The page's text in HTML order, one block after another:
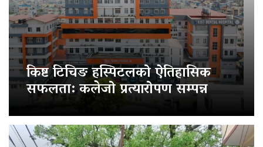
किष्ट टिचिङ हस्पिटलको ऐतिहासिक
सफलता: कलेजो प्रत्यारोपण सम्पन्न